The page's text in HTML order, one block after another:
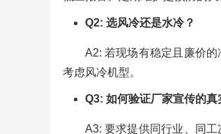
Q2: 选风冷还是水冷？
A2: 若现场有稳定且廉价
考虑风冷机型。
Q3: 如何验证厂家宣传的真
A3: 要求提供同行业、同